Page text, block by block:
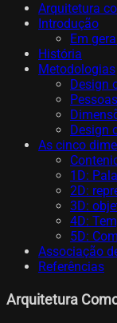
Arquitetura
Introdução
Em geral
História
Metodologias
Design
Pessoas
Design
As cinco
1D:
2D:
3D:
4D:
5D:
Associação
Referências
Arquitetura